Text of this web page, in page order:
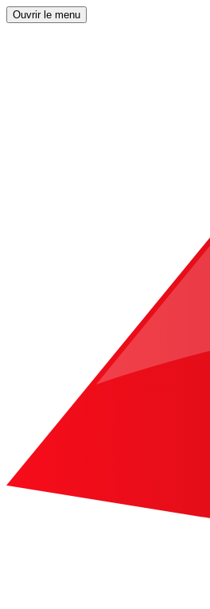
Ouvrir le menu